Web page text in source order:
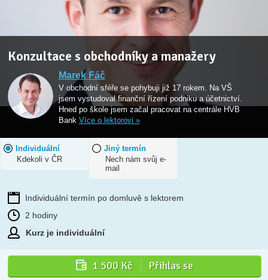
Konzultace s obchodníky a manažery
Marek Fáč
V obchodní sféře se pohybuji již 17 rokem. Na VŠ
jsem vystudoval finanční řízení podniku a účetnictví.
Hned po škole jsem začal pracovat na centrále HVB
Bank Více o lektorovi »
Individuální
Kdekoli v ČR
Jiný termín
Nech nám svůj e-
mail
Individuální termín po domluvě s lektorem
2 hodiny
Kurz je individuální
1 500 Kč Přihlas se